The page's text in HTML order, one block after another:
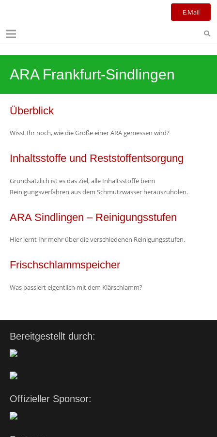
E.Mail
ARA Frankfurt-Sindlingen
Überblick
Wisst Ihr noch, wie die Größe einer ARA gemessen wird?
Inhaltsstoffe und Reststoffentsorgung
Grundsätzlich ist es das Ziel, alle Inhaltsstoffe beim
Reinigungsverfahren aus dem Schmutzwasser herauszuholen.
ARA Sindlingen – Reinigungsstufen
Hier lernt Ihr mehr über die verschiedenen Reinigungsstufen.
Frischschlammspeicher
Was passiert eigentlich mit dem Klärschlamm?
Bereitgestellt durch:
Offizieller Sponsor: